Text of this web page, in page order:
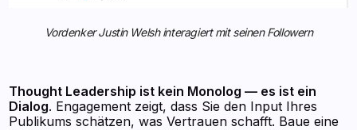
Vordenker Justin Welsh interagiert mit seinen Followern
Thought Leadership ist kein Monolog — es ist ein
Dialog. Engagement zeigt, dass Sie den Input Ihres
Publikums schätzen, was Vertrauen schafft. Baue eine